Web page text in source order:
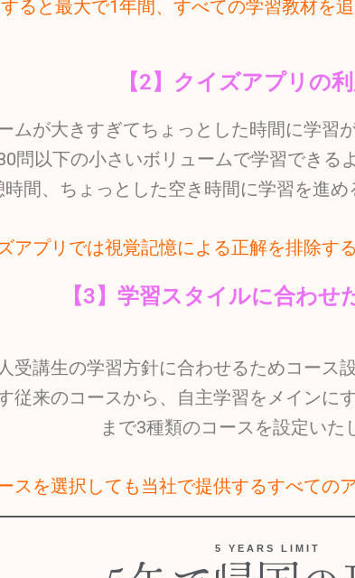
ると最大で1年間、すべての学習教材を
【2】クイズアプリの
ムが大きすぎてちょっとした時間に学習
問以下の小さいボリュームで学習できる
間、ちょっとした空き時間に学習を進め
アプリでは視覚記憶による正解を排除す
【3】学習スタイルに合わせ
受講生の学習方針に合わせるためコース
従来のコースから、自主学習をメインに
まで3種類のコースを設定いた
スを選択しても当社で提供するすべての
5 YEARS LIMIT